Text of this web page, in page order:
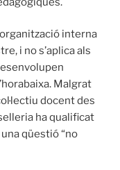
interna
i no s’aplica als
Malgrat
docent des
ha qualificat
qüestió “no